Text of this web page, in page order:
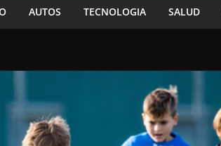
AUTOS TECNOLOGIA SALUD